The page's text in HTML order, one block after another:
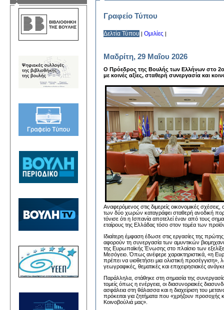
Γραφείο Τύπου
Δελτία Τύπου | Ομιλίες |
Μαδρίτη, 29 Μαΐου 2026
Ο Πρόεδρος της Βουλής των Ελλήνων στο 2ο
με κοινές αξίες, σταθερή συνεργασία και
Αναφερόμενος στις διμερείς οικονομικές
των δύο χωρών καταγράφει σταθερή ανοδική
τόνισε ότι η Ισπανία αποτελεί έναν από τους
εταίρους της Ελλάδας τόσο στον τομέα των
Ιδιαίτερη έμφαση έδωσε στις εργασίες της
αφορούν τη συνεργασία των αμυντικών
της Ευρωπαϊκής Ένωσης στο πλαίσιο των
Μεσόγειο. Όπως ανέφερε χαρακτηριστικά, «η
πρέπει να υιοθετήσει μια ολιστική προσέγγιση»,
γεωγραφικές, θεματικές και επιχειρησιακές
Παράλληλα, στάθηκε στη σημασία της
τομείς όπως η ενέργεια, οι διασυνοριακές
ασφάλεια στη θάλασσα και η διαχείριση του
πρόκειται για ζητήματα που «χρήζουν προσοχής
Κοινοβούλιά μας».